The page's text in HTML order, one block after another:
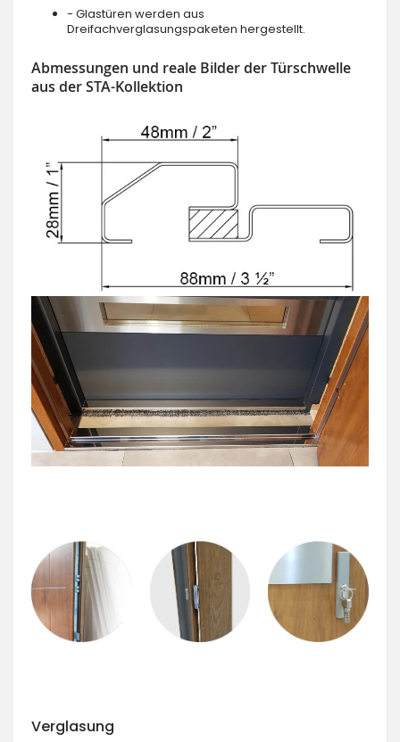
- Glastüren werden aus
Dreifachverglasungspaketen hergestellt.
Abmessungen und reale Bilder der Türschwelle
aus der STA-Kollektion
Verglasung